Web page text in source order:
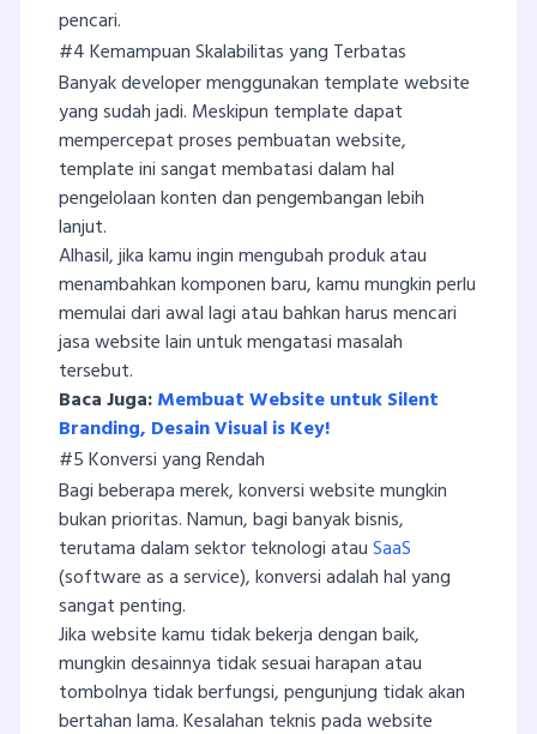
pencari.
#4 Kemampuan Skalabilitas yang Terbatas
Banyak developer menggunakan template website
yang sudah jadi. Meskipun template dapat
mempercepat proses pembuatan website,
template ini sangat membatasi dalam hal
pengelolaan konten dan pengembangan lebih
lanjut.
Alhasil, jika kamu ingin mengubah produk atau
menambahkan komponen baru, kamu mungkin perlu
memulai dari awal lagi atau bahkan harus mencari
jasa website lain untuk mengatasi masalah
tersebut.
Baca Juga:Membuat Website untuk Silent
Branding, Desain Visual is Key!
#5 Konversi yang Rendah
Bagi beberapa merek, konversi website mungkin
bukan prioritas. Namun, bagi banyak bisnis,
terutama dalam sektor teknologi atauSaaS
(software as a service), konversi adalah hal yang
sangat penting.
Jika website kamu tidak bekerja dengan baik,
mungkin desainnya tidak sesuai harapan atau
tombolnya tidak berfungsi, pengunjung tidak akan
bertahan lama. Kesalahan teknis pada website